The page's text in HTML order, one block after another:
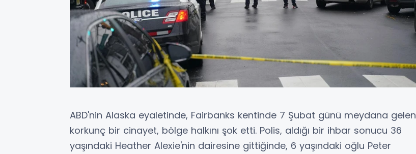
ABD'nin Alaska eyaletinde, Fairbanks kentinde 7 Şubat günü meydana gelen
korkunç bir cinayet, bölge halkını şok etti. Polis, aldığı bir ihbar sonucu 36
yaşındaki Heather Alexie'nin dairesine gittiğinde, 6 yaşındaki oğlu Peter